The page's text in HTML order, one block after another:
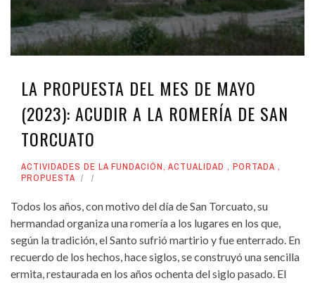
LA PROPUESTA DEL MES DE MAYO
(2023): ACUDIR A LA ROMERÍA DE SAN
TORCUATO
ACTIVIDADES DE LA FUNDACIÓN, ACTUALIDAD , PORTADA ,
PROPUESTA
Todos los años, con motivo del día de San Torcuato, su
hermandad organiza una romería a los lugares en los que,
según la tradición, el Santo sufrió martirio y fue enterrado. En
recuerdo de los hechos, hace siglos, se construyó una sencilla
ermita, restaurada en los años ochenta del siglo pasado. El